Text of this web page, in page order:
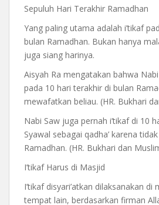
Sepuluh Hari Terakhir Ramadhan
Yang paling utama adalah i’tikaf
bulan Ramadhan. Bukan hanya
juga siang harinya.
Aisyah Ra mengatakan bahwa
pada 10 hari terakhir di bulan
mewafatkan beliau. (HR. Bukhari
Nabi Saw juga pernah i’tikaf di 10
Syawal sebagai qadha’ karena
Ramadhan. (HR. Bukhari dan
I’tikaf Harus di Masjid
I’tikaf disyari’atkan dilaksanakan di
tempat lain, berdasarkan firman